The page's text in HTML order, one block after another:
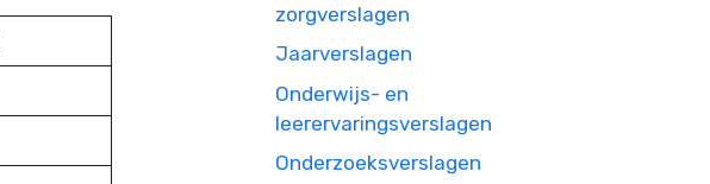
zorgverslagen
Jaarverslagen
Onderwijs- en
leerervaringsverslagen
Onderzoeksverslagen